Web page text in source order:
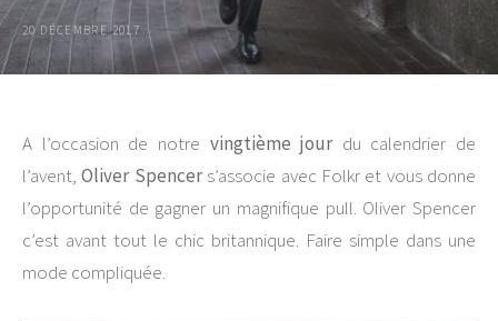
20 DÉCEMBRE 2017
A l’occasion de notre vingtième jourdu calendrier de
l’avent,Oliver Spencers’associe avec Folkr et vous donne
l’opportunité de gagner un magnifique pull. Oliver Spencer
c’est avant tout le chic britannique. Faire simple dans une
mode compliquée.